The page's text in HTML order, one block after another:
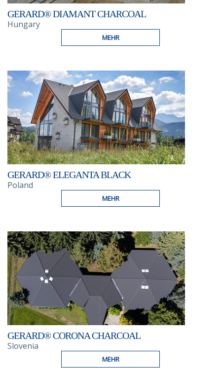
GERARD® DIAMANT CHARCOAL
Hungary
MEHR
GERARD® ELEGANTA BLACK
Poland
MEHR
GERARD® CORONA CHARCOAL
Slovenia
MEHR